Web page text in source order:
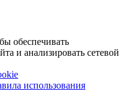
обеспечивать
и анализировать сетевой
использования